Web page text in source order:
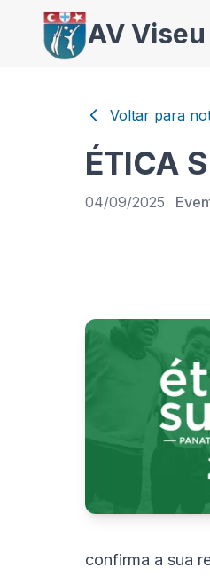
AV Viseu
Voltar para
ÉTICA
04/09/2025
confirma a sua